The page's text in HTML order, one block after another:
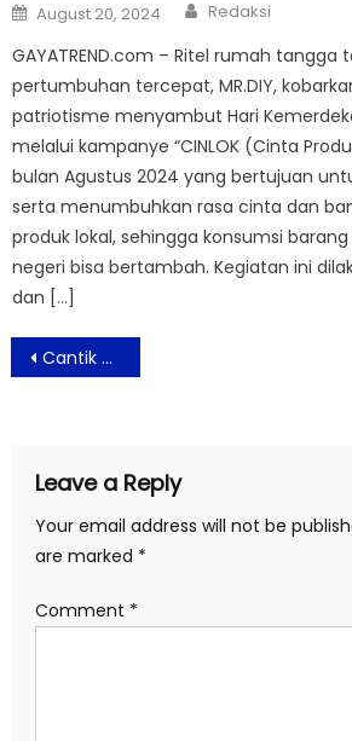
Posted
on
August 20, 2024 Author
Redaksi
GAYATREND.com – Ritel rumah tangga
pertumbuhan tercepat, MR.DIY,
patriotisme menyambut Hari
melalui kampanye “CINLOK (Cinta
bulan Agustus 2024 yang bertujuan
serta menumbuhkan rasa cinta dan
produk lokal, sehingga konsumsi
negeri bisa bertambah. Kegiatan ini
dan […]
Post
navigation
Cantik Alami Tanpa Perawatan Mahal
Leave a Reply
Your email address will not be
are marked *
Comment *